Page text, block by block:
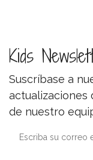
Kids
Suscríbase a
actualizaciones
de nuestro